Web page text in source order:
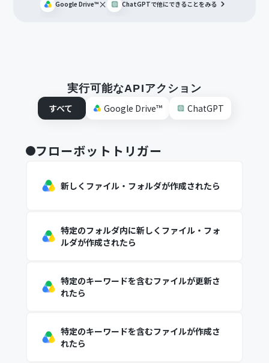
Google Drive™× ChatGPTで他にできることをみる
実行可能なAPIアクション
すべて
Google Drive™ ChatGPT
フローボットトリガー
新しくファイル・フォルダが作成されたら
特定のフォルダ内に新しくファイル・フォ
ルダが作成されたら
特定のキーワードを含むファイルが更新さ
れたら
特定のキーワードを含むファイルが作成さ
れたら